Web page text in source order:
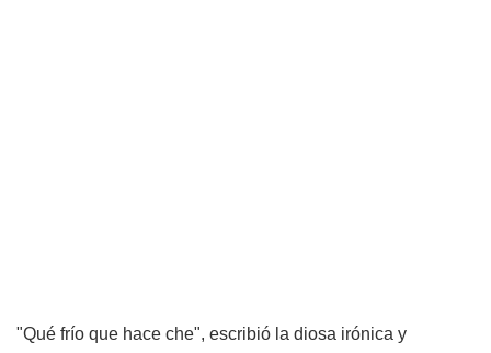
"Qué frío que hace che", escribió la diosa irónica y